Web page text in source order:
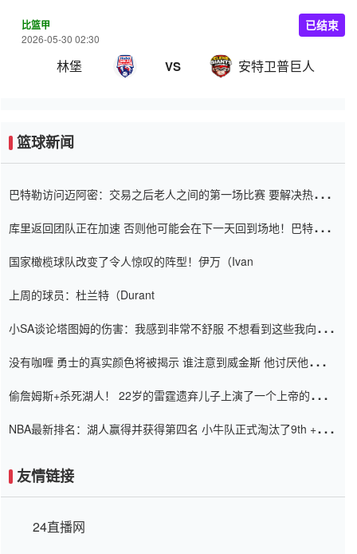
比篮甲
2026-05-30 02:30
林堡 VS 安特卫普巨人
已结束
篮球新闻
巴特勒访问迈阿密：交易之后老人之间的第一场比赛 要解决热情的
库里返回团队正在加速 否则他可能会在下一天回到场地！巴特勒迈
国家橄榄球队改变了令人惊叹的阵型！伊万（Ivan
上周的球员：杜兰特（Durant
小SA谈论塔图姆的伤害：我感到非常不舒服 不想看到这些我向他
没有咖喱 勇士的真实颜色将被揭示 谁注意到威金斯 他讨厌他的老
偷詹姆斯+杀死湖人！ 22岁的雷霆遗弃儿子上演了一个上帝的剧
NBA最新排名：湖人赢得并获得第四名 小牛队正式淘汰了9th + 76
友情链接
24直播网